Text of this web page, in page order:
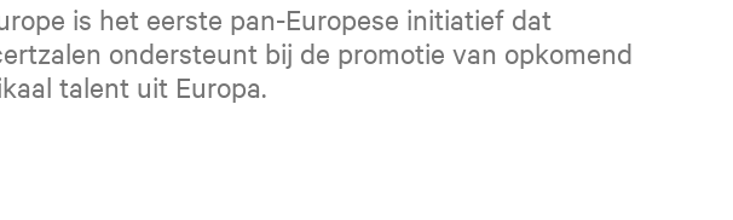
is het eerste pan-Europese initiatief dat
ondersteunt bij de promotie van opkomend
talent uit Europa.